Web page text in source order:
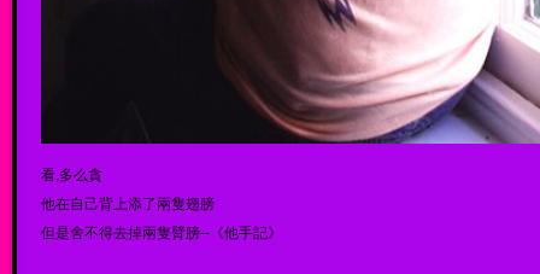
看,多么貪
他在自己背上添了兩隻翅膀
但是舍不得去掉兩隻臂膀--《他手記》